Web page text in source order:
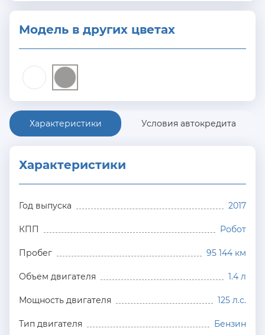
Модель в других цветах
Характеристики Условия автокредита
Характеристики
Год выпуска 2017
КПП Робот
Пробег 95 144 км
Объем двигателя 1.4 л
Мощность двигателя 125 л.с.
Тип двигателя Бензин